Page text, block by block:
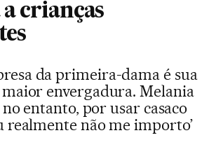
crianças
da primeira-dama é sua
envergadura. Melania
entanto, por usar casaco
realmente não me importo’